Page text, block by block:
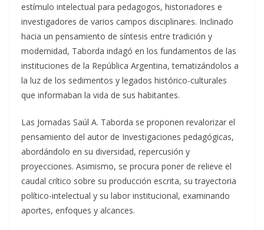
estímulo intelectual para pedagogos, historiadores e
investigadores de varios campos disciplinares. Inclinado
hacia un pensamiento de síntesis entre tradición y
modernidad, Taborda indagó en los fundamentos de las
instituciones de la República Argentina, tematizándolos a
la luz de los sedimentos y legados histórico-culturales
que informaban la vida de sus habitantes.
Las Jornadas Saúl A. Taborda se proponen revalorizar el
pensamiento del autor de Investigaciones pedagógicas,
abordándolo en su diversidad, repercusión y
proyecciones. Asimismo, se procura poner de relieve el
caudal crítico sobre su producción escrita, su trayectoria
político-intelectual y su labor institucional, examinando
aportes, enfoques y alcances.